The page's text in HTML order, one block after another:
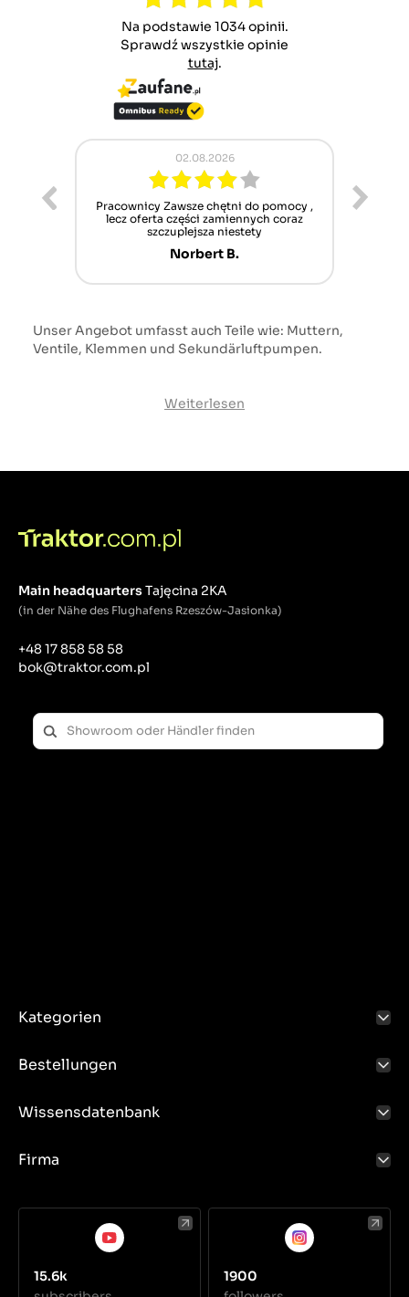
Na podstawie 1034 opinii.
Sprawdź wszystkie opinie
tutaj.
02.08.2026
Pracownicy Zawsze chętni do pomocy ,
lecz oferta części zamiennych coraz
szczuplejsza niestety
Norbert B.
Unser Angebot umfasst auch Teile wie: Muttern,
Ventile, Klemmen und Sekundärluftpumpen.
Weiterlesen
Main headquartersTajęcina 2KA
(in der Nähe des Flughafens Rzeszów-Jasionka)
+48 17 858 58 58
bok@traktor.com.pl
Kategorien
Bestellungen
Wissensdatenbank
Firma
15.6k
1900